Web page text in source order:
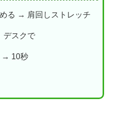
る → 肩回しストレッチ
デスクで
→ 10秒